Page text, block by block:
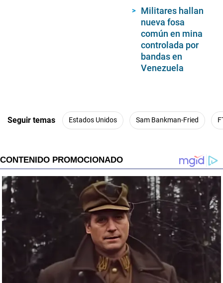
Militares hallan
nueva fosa
común en mina
controlada por
bandas en
Venezuela
Seguir temas Estados Unidos Sam Bankman-Fried